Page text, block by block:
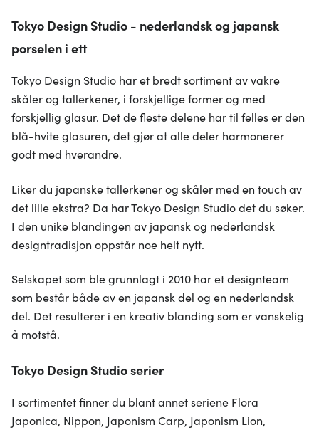
Tokyo Design Studio - nederlandsk og japansk
porselen i ett
Tokyo Design Studio har et bredt sortiment av vakre
skåler og tallerkener, i forskjellige former og med
forskjellig glasur. Det de fleste delene har til felles er den
blå-hvite glasuren, det gjør at alle deler harmonerer
godt med hverandre.
Liker du japanske tallerkener og skåler med en touch av
det lille ekstra? Da har Tokyo Design Studio det du søker.
I den unike blandingen av japansk og nederlandsk
designtradisjon oppstår noe helt nytt.
Selskapet som ble grunnlagt i 2010 har et designteam
som består både av en japansk del og en nederlandsk
del. Det resulterer i en kreativ blanding som er vanskelig
å motstå.
Tokyo Design Studio serier
I sortimentet finner du blant annet seriene Flora
Japonica, Nippon, Japonism Carp, Japonism Lion,